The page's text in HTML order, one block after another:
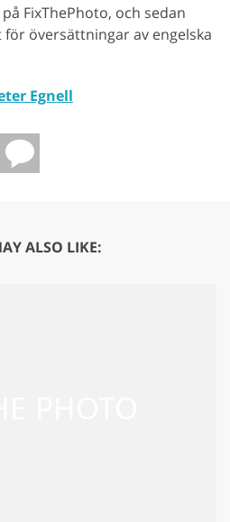
FixThePhoto, och sedan
översättningar av engelska
Egnell
ALSO LIKE: